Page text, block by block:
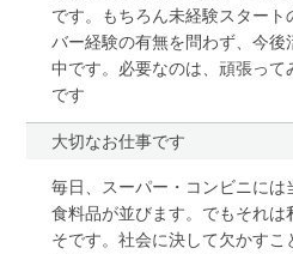
です。もちろん未経験スタート
バー経験の有無を問わず、今後
中です。必要なのは、頑張って
です
大切なお仕事です
毎日、スーパー・コンビニには
食料品が並びます。でもそれは
そです。社会に決して欠かすこ